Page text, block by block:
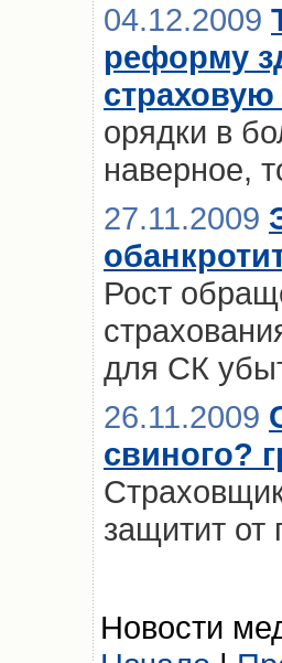
04.12.2009
реформу
орядки в
наверное,
27.11.2009
Рост
для СК
26.11.2009
свиного?
защитит от
Новости